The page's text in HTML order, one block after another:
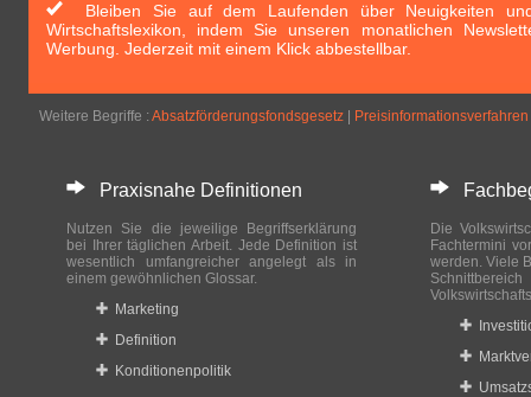
Bleiben Sie auf dem Laufenden über Neuigkeiten
Wirtschaftslexikon, indem Sie unseren monatlichen
Werbung. Jederzeit mit einem Klick abbestellbar.
Weitere Begriffe : Absatzförderungsfondsgesetz Preisinformationsverfahren
Praxisnahe Definitionen
Nutzen Sie die jeweilige Begriffserklärung
bei Ihrer täglichen Arbeit. Jede Definition ist
wesentlich umfangreicher angelegt als in
einem gewöhnlichen Glossar.
Marketing
Definition
Konditionenpolitik
Die
Fachtermini
werden. Viele